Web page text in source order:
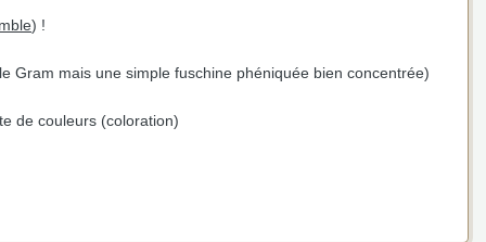
) !
Gram mais une simple fuschine phéniquée bien concentrée)
de couleurs (coloration)